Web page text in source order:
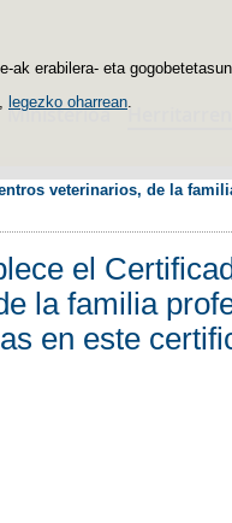
ak erabilera- eta
legezko oharrean
Ministerioa Herritarren
veterinarios, de la
el
la familia
en este